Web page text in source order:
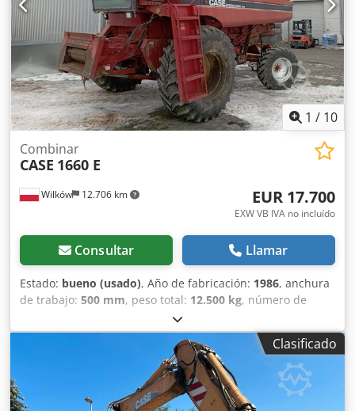
1 / 10
Wilków 12.706 km
Combinar
CASE 1660 E
EUR 17.700
EXW VB IVA no incluído
Consultar Llamar
Estado: bueno (usado), Año de fabricación: 1986, anchura
de trabajo: 500 mm, peso total: 12.500 kg, número de
, CASE IH 1660 flujo axial
Dkodpfx Aksvr Dxpsqjr Marca: Case IH Modelo: 1660 Año:
1987 Horas de funcionamiento: 3.300 h Ancho de sección:
5,00 m Varios tipos de equipos: picador de paja,
Clasificado